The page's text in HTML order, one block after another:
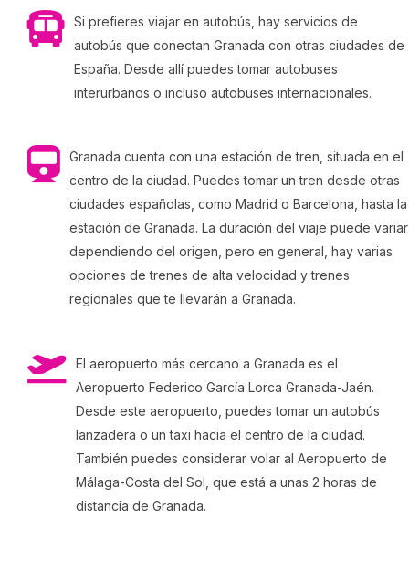
Si prefieres viajar en autobús, hay servicios de
autobús que conectan Granada con otras ciudades de
España. Desde allí puedes tomar autobuses
interurbanos o incluso autobuses internacionales.
Granada cuenta con una estación de tren, situada en el
centro de la ciudad. Puedes tomar un tren desde otras
ciudades españolas, como Madrid o Barcelona, hasta la
estación de Granada. La duración del viaje puede variar
dependiendo del origen, pero en general, hay varias
opciones de trenes de alta velocidad y trenes
regionales que te llevarán a Granada.
El aeropuerto más cercano a Granada es el
Aeropuerto Federico García Lorca Granada-Jaén.
Desde este aeropuerto, puedes tomar un autobús
lanzadera o un taxi hacia el centro de la ciudad.
También puedes considerar volar al Aeropuerto de
Málaga-Costa del Sol, que está a unas 2 horas de
distancia de Granada.